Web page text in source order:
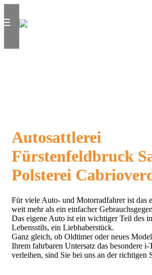
Autosattlerei
Fürstenfeldbruck
Polsterei
Für viele Auto- und Motorradfahrer ist das
weit mehr als ein einfacher
Das eigene Auto ist ein wichtiger Teil des
Lebensstils, ein Liebhaberstück.
Ganz gleich, ob Oldtimer oder neues
Ihrem fahrbaren Untersatz das besondere i-
verleihen, sind Sie bei uns an der richtigen